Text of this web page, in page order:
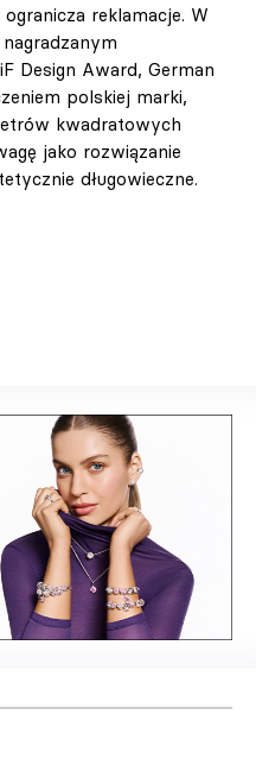
reklamacje. W
Design Award, German
polskiej marki,
kwadratowych
jako rozwiązanie
długowieczne.